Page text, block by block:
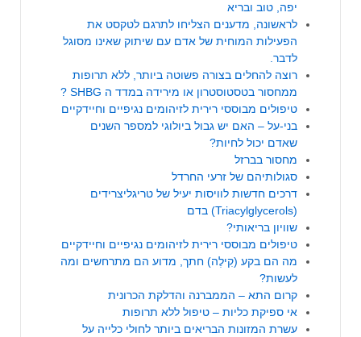
יפה, טוב ובריא
לראשונה, מדענים הצליחו לתרגם לטקסט את
הפעילות המוחית של אדם עם שיתוק שאינו מסוגל
לדבר.
רוצה להחלים בצורה פשוטה ביותר, ללא תרופות
ממחסור בטסטוסטרון או מירידה במדד ה SHBG ?
טיפולים מבוססי רירית לזיהומים נגיפיים וחיידקיים
בני-על – האם יש גבול ביולוגי למספר השנים
שאדם יכול לחיות?
מחסור בברזל
סגולותיהם של זרעי החרדל
דרכים חדשות לוויסות יעיל של טריגליצרידים
(Triacylglycerols) בדם
שוויון בריאותי?
טיפולים מבוססי רירית לזיהומים נגיפיים וחיידקיים
מה הם בקע (קִילֶה) חתך, מדוע הם מתרחשים ומה
לעשות?
קרום התא – הממברנה והדלקת הכרונית
אי ספיקת כליות – טיפול ללא תרופות
עשרת המזונות הבריאים ביותר לחולי כלייה על